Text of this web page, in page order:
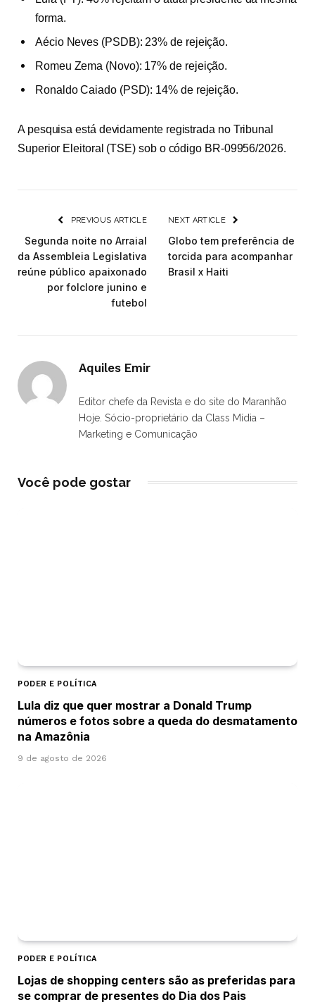
forma.
Aécio Neves (PSDB): 23% de rejeição.
Romeu Zema (Novo): 17% de rejeição.
Ronaldo Caiado (PSD): 14% de rejeição.
A pesquisa está devidamente registrada no Tribunal
Superior Eleitoral (TSE) sob o código BR-09956/2026.
PREVIOUS ARTICLE
Segunda noite no Arraial
da Assembleia Legislativa
reúne público apaixonado
por folclore junino e
futebol
NEXT ARTICLE
Globo tem preferência de
torcida para acompanhar
Brasil x Haiti
Aquiles Emir
Editor chefe da Revista e do site do Maranhão
Hoje. Sócio-proprietário da Class Mídia –
Marketing e Comunicação
Você pode gostar
PODER E POLÍTICA
Lula diz que quer mostrar a Donald Trump
números e fotos sobre a queda do desmatamento
na Amazônia
9 de agosto de 2026
PODER E POLÍTICA
Lojas de shopping centers são as preferidas para
se comprar de presentes do Dia dos Pais